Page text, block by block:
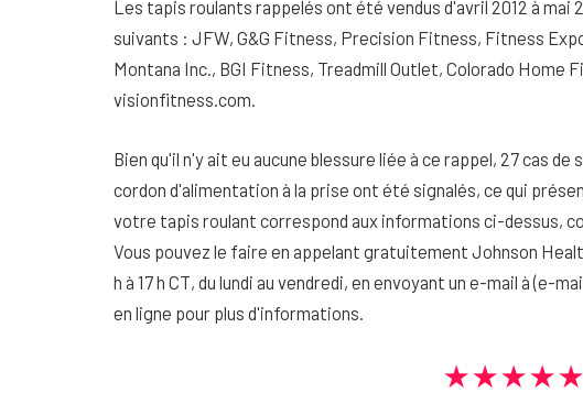
Les tapis roulants rappelés ont été vendus d'avril 2012 à
suivants : JFW, G&G Fitness, Precision Fitness, Fitness
Montana Inc., BGI Fitness, Treadmill Outlet, Colorado
visionfitness.com.
Bien qu'il n'y ait eu aucune blessure liée à ce rappel, 27 cas de
cordon d'alimentation à la prise ont été signalés, ce qui
votre tapis roulant correspond aux informations ci-dessus,
Vous pouvez le faire en appelant gratuitement Johnson
h à 17 h CT, du lundi au vendredi, en envoyant un e-mail à (e-
en ligne pour plus d'informations.
★★★★★